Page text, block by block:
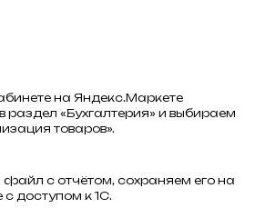
на Яндекс.Маркете
раздел «Бухгалтерия» и выбираем
товаров».
с отчётом, сохраняем его на
с доступом к 1С.